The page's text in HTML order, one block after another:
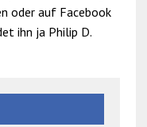
oder auf Facebook
ihn ja Philip D.